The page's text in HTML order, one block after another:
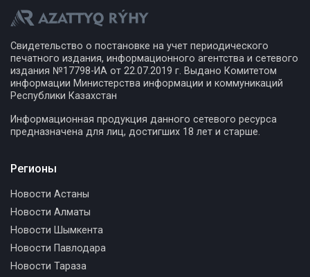
Свидетельство о постановке на учет периодического
печатного издания, информационного агентства и сетевого
издания №17798-ИА от 22.07.2019 г. Выдано Комитетом
информации Министерства информации и коммуникаций
Республики Казахстан
Информационная продукция данного сетевого ресурса
предназначена для лиц, достигших 18 лет и старше.
Регионы
Новости Астаны
Новости Алматы
Новости Шымкента
Новости Павлодара
Новости Тараза